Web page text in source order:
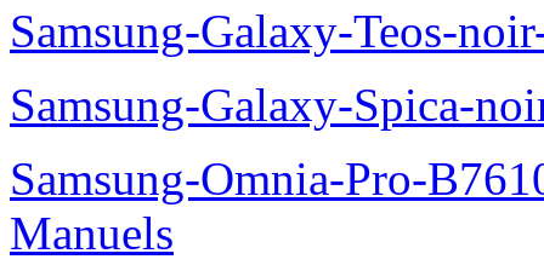
Samsung-Galaxy-Teos-
Samsung-Galaxy-Spica-
Samsung-Omnia-Pro-
Manuels